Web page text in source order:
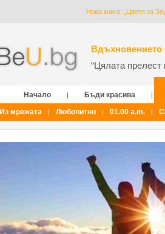
Нова книга: „Цветя за
Вдъхновението
“Цялата
Начало | Бъди красива |
Из мрежата
| Любопитно | 01.00 a.m. |